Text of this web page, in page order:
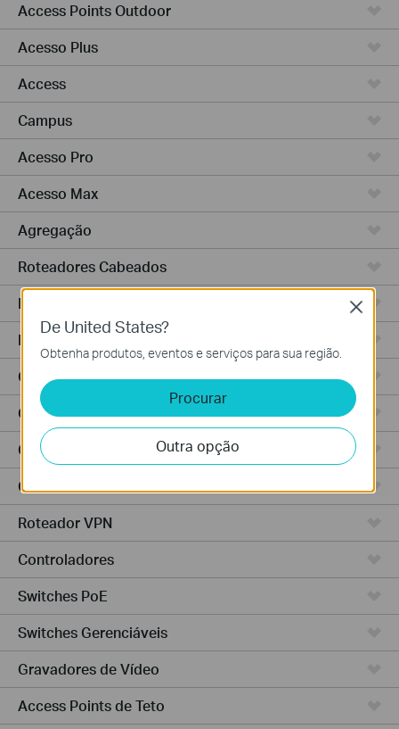
Access Points Outdoor
Acesso Plus
Access
Campus
Acesso Pro
Acesso Max
Agregação
Roteadores Cabeados
Roteadores Wi-Fi
Roteadores Integrados
Controlador Baseado em Nuvem
Controlador Hardware
Controlador Software
Câmeras IP
Roteador VPN
Controladores
Switches PoE
Switches Gerenciáveis
Gravadores de Vídeo
Access Points de Teto
De United States?
Obtenha produtos, eventos e serviços para sua região.
Procurar
Outra opção
Close